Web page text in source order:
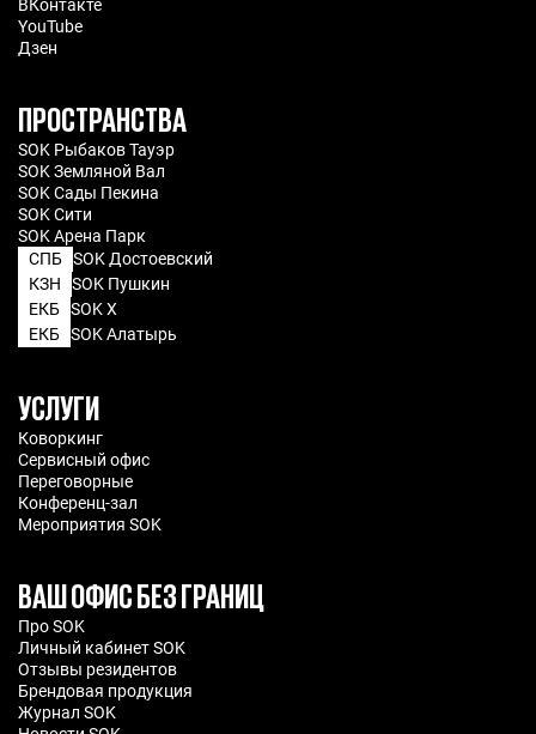
ВКонтакте
YouTube
Дзен
ПРОСТРАНСТВА
SOK Рыбаков Тауэр
SOK Земляной Вал
SOK Сады Пекина
SOK Сити
SOK Арена Парк
СПБ SOK Достоевский
КЗН
SOK Пушкин
ЕКБ SOK X
ЕКБ SOK Алатырь
УСЛУГИ
Коворкинг
Сервисный офис
Переговорные
Конференц-зал
Мероприятия SOK
ВАШ ОФИС БЕЗ ГРАНИЦ
Про SOK
Личный кабинет SOK
Отзывы резидентов
Брендовая продукция
Журнал SOK